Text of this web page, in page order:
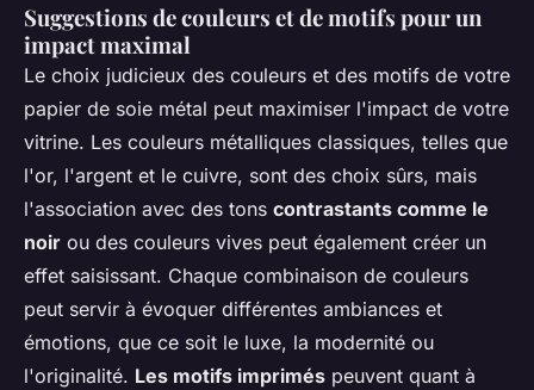
Suggestions de couleurs et de motifs pour un
impact maximal
Le choix judicieux des couleurs et des motifs de votre
papier de soie métal peut maximiser l'impact de votre
vitrine. Les couleurs métalliques classiques, telles que
l'or, l'argent et le cuivre, sont des choix sûrs, mais
l'association avec des tons contrastants comme le
noir ou des couleurs vives peut également créer un
effet saisissant. Chaque combinaison de couleurs
peut servir à évoquer différentes ambiances et
émotions, que ce soit le luxe, la modernité ou
l'originalité. Les motifs imprimés peuvent quant à